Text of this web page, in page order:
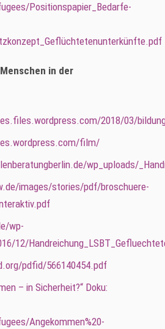
Positionspapier_Bedarfe-
in der
2018/03/
film/
wp_uploads/
images/stories/pdf/broschuere-
wp-
12/
pdfid/566140454.pdf
– in Sicherheit?“ Doku:
Angekommen%20-